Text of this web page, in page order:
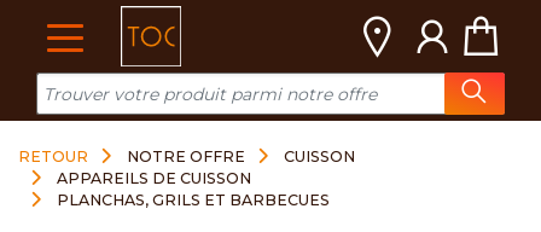
RETOUR NOTRE OFFRE
CUISSON
APPAREILS DE CUISSON
PLANCHAS, GRILS ET BARBECUES
Cookies management panel